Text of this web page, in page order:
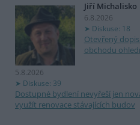
Jiří Michalisko
6.8.2026
Diskuse: 18
Otevřený
obchodu
5.8.2026
Diskuse: 39
Dostupné bydlení nevyřeší jen
využít renovace stávajících budov